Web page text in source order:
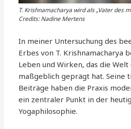
T. Krishnamacharya wird als „Vater des
Credits: Nadine Mertens
In meiner Untersuchung des
Erbes von T. Krishnamacharya
Leben und Wirken, das die Welt
maßgeblich geprägt hat. Seine
Beiträge haben die Praxis
ein zentraler Punkt in der
Yogaphilosophie.